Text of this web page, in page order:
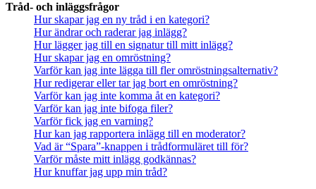
Tråd- och inläggsfrågor
Hur skapar jag en ny tråd i en kategori?
Hur ändrar och raderar jag inlägg?
Hur lägger jag till en signatur till mitt inlägg?
Hur skapar jag en omröstning?
Varför kan jag inte lägga till fler omröstningsalternativ?
Hur redigerar eller tar jag bort en omröstning?
Varför kan jag inte komma åt en kategori?
Varför kan jag inte bifoga filer?
Varför fick jag en varning?
Hur kan jag rapportera inlägg till en moderator?
Vad är “Spara”-knappen i trådformuläret till för?
Varför måste mitt inlägg godkännas?
Hur knuffar jag upp min tråd?